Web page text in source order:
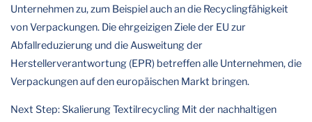
Unternehmen zu, zum Beispiel auch an die Recyclingfähigkeit
von Verpackungen. Die ehrgeizigen Ziele der EU zur
Abfallreduzierung und die Ausweitung der
Herstellerverantwortung (EPR) betreffen alle Unternehmen, die
Verpackungen auf den europäischen Markt bringen.
Next Step: Skalierung Textilrecycling Mit der nachhaltigen